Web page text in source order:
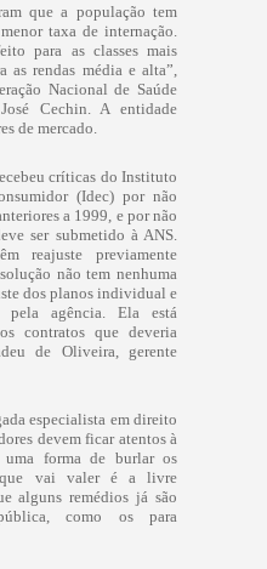
que a população tem
taxa de internação.
para as classes mais
as rendas média e alta”,
Nacional de Saúde
José Cechin. A entidade
de mercado.
críticas do Instituto
(Idec) por não
a 1999, e por não
ser submetido à ANS.
reajuste previamente
não tem nenhuma
dos planos individual e
pela agência. Ela está
contratos que deveria
de Oliveira, gerente
especialista em direito
devem ficar atentos à
uma forma de burlar os
que vai valer é a livre
alguns remédios já são
como os para